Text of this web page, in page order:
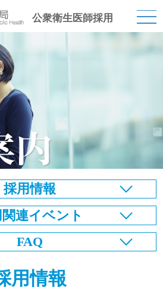
公衆衛生医師採用
採用情報
連イベント
FAQ
用情報